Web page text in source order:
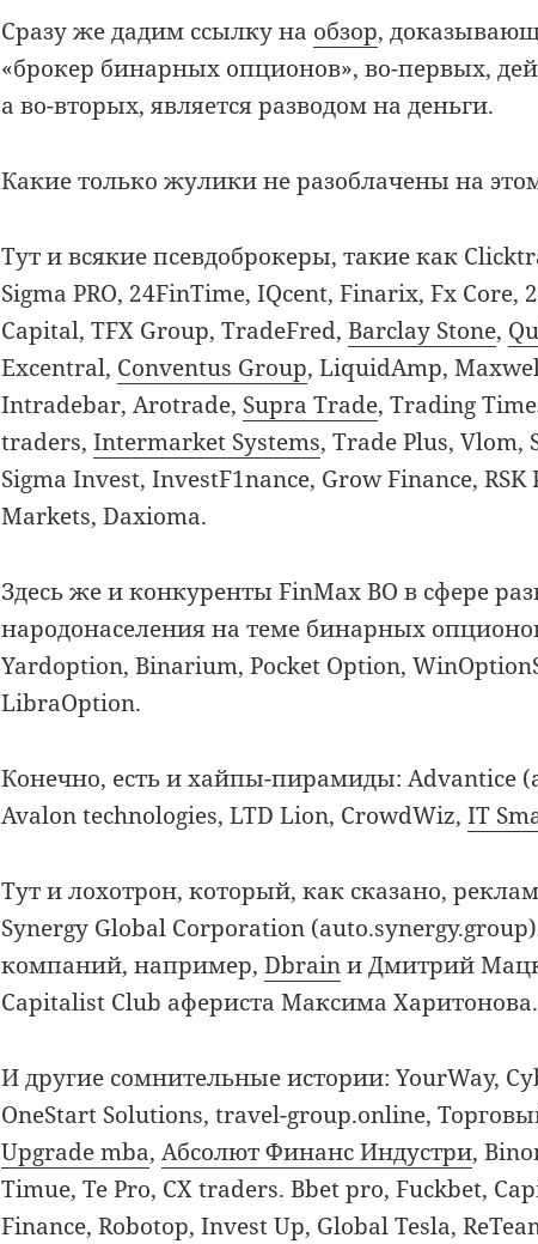
Сразу же дадим ссылку на обзор,
«брокер бинарных опционов», во-первых,
а во-вторых, является разводом на деньги.
Какие только жулики не разоблачены на
Тут и всякие псевдоброкеры, такие как
Sigma PRO, 24FinTime, IQcent, Finarix, Fx Core,
Capital, TFX Group, TradeFred,Barclay Stone,
Excentral, Conventus Group, LiquidAmp,
Intradebar, Arotrade, Supra Trade, Trading
traders,Intermarket Systems, Trade Plus, Vlom,
Sigma Invest, InvestF1nance, Grow Finance,
Markets, Daxioma.
Здесь же и конкуренты FinMax BO в сфере
народонаселения на теме бинарных
Yardoption, Binarium, Pocket Option,
LibraOption.
Конечно, есть и хайпы-пирамиды: Advantice
Avalon technologies, LTD Lion, CrowdWiz,IT
Тут и лохотрон, который, как сказано,
Synergy Global Corporation
компаний, например,Dbrainи Дмитрий
Capitalist Club афериста Максима Харитонова.
И другие сомнительные истории: YourWay,
OneStart Solutions, travel-group.online,
Upgrade mba,Абсолют Финанс Индустри,
Timue, Te Pro, CX traders. Bbet pro, Fuckbet,
Finance, Robotop, Invest Up, Global Tesla,